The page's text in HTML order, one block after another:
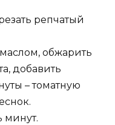
репчатый
обжарить
добавить
– томатную
минут.